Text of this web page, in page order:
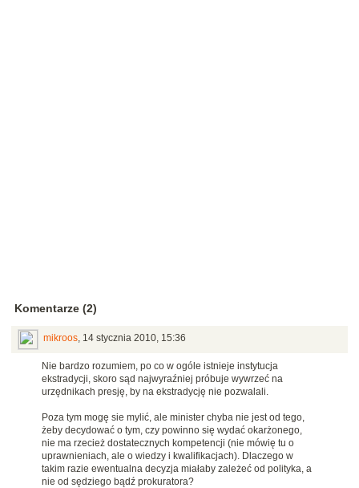
Komentarze (2)
mikroos 14 stycznia 2010, 15:36
Nie bardzo rozumiem, po co w ogóle istnieje instytucja
ekstradycji, skoro sąd najwyraźniej próbuje wywrzeć na
urzędnikach presję, by na ekstradycję nie pozwalali.
Poza tym mogę sie mylić, ale minister chyba nie jest od tego,
żeby decydować o tym, czy powinno się wydać okarżonego,
nie ma rzecież dostatecznych kompetencji (nie mówię tu o
uprawnieniach, ale o wiedzy i kwalifikacjach). Dlaczego w
takim razie ewentualna decyzja miałaby zależeć od polityka, a
nie od sędziego bądź prokuratora?